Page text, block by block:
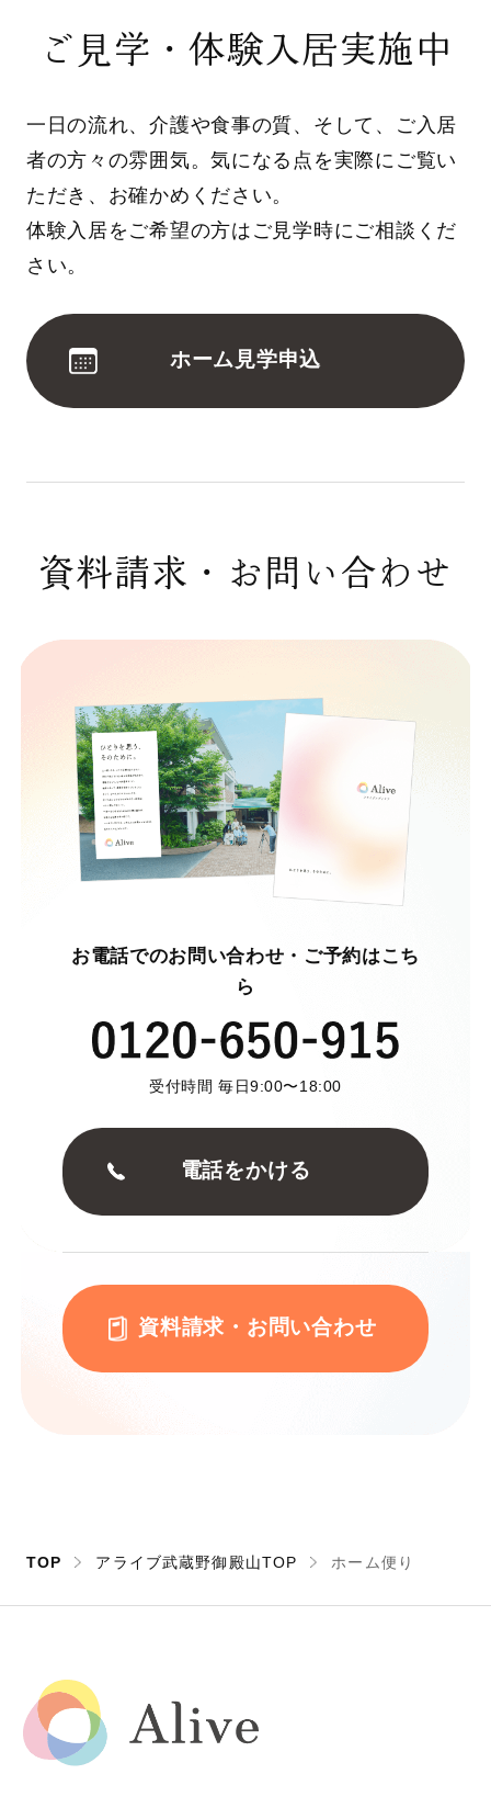
ご見学・体験入居実施中
一日の流れ、介護や食事の質、そして、ご入居
者の方々の雰囲気。気になる点を実際にご覧い
ただき、お確かめください。
体験入居をご希望の方はご見学時にご相談くだ
さい。
ホーム見学申込
資料請求・お問い合わせ
お電話でのお問い合わせ・ご予約はこち
ら
受付時間 毎日9:00〜18:00
電話をかける
資料請求・お問い合わせ
TOP アライブ武蔵野御殿山TOP ホーム便り